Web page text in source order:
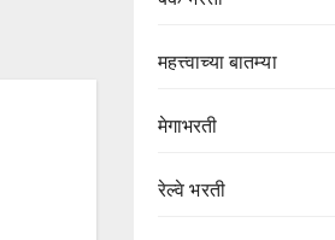
महत्त्वाच्या बातम्या
मेगाभरती
रेल्वे भरती